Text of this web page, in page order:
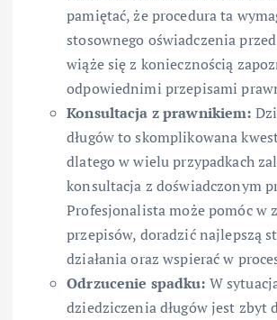
pamiętać, że procedura ta
stosownego oświadczenia
wiąże się z koniecznością
odpowiednimi przepisami
Konsultacja z prawnikiem:
długów to skomplikowana
dlatego w wielu przypadkach
konsultacja z doświadczonym
Profesjonalista może pomóc w
przepisów, doradzić najlepszą
działania oraz wspierać w
Odrzucenie spadku: W
dziedziczenia długów jest zbyt